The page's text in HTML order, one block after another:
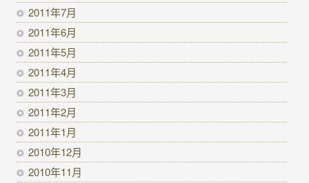
2011年7月
2011年6月
2011年5月
2011年4月
2011年3月
2011年2月
2011年1月
2010年12月
2010年11月